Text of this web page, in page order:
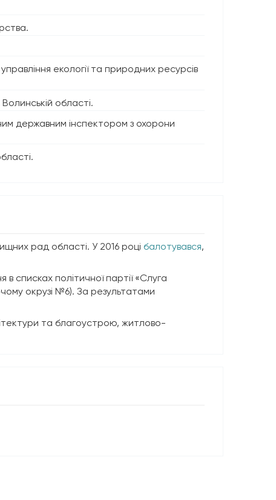
екології та природних ресурсів
області.
державним інспектором з охорони
рад області. У 2016 році балотувався,
списках політичної партії «Слуга
окрузі №6). За результатами
та благоустрою, житлово-